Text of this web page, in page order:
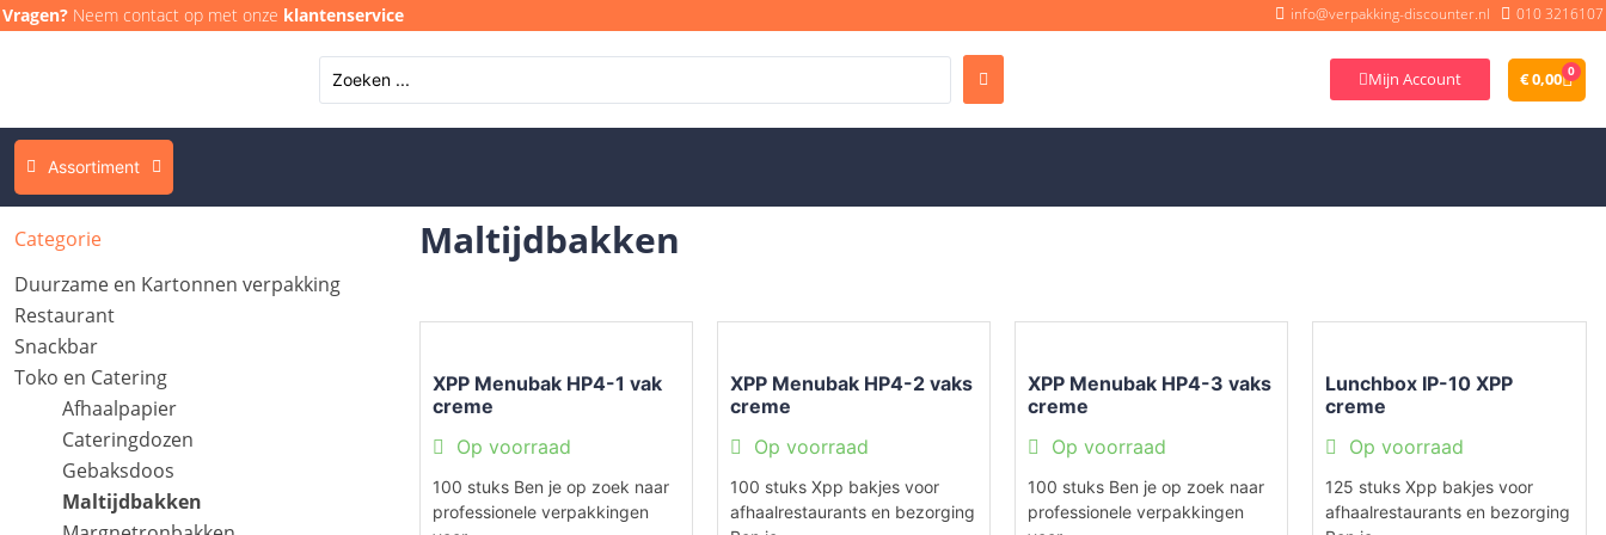
Vragen? Neem contact op met onze klantenservice info@verpakking-discounter.nl 010 3216107
Mijn Account €0,00 0
Assortiment
Categorie
Duurzame en Kartonnen verpakking
Restaurant
Snackbar
Toko en Catering
Afhaalpapier
Cateringdozen
Gebaksdoos
Maltijdbakken
Maltijdbakken
Op voorraad
XPP Menubak HP4-1 vak
creme
100 stuks Ben je op zoek naar
professionele verpakkingen
Op voorraad
XPP Menubak HP4-2 vaks
creme
100 stuks Xpp bakjes voor
afhaalrestaurants en bezorging
Op voorraad
XPP Menubak HP4-3 vaks
creme
100 stuks Ben je op zoek naar
professionele verpakkingen
Op voorraad
Lunchbox IP-10 XPP
creme
125 stuks Xpp bakjes voor
afhaalrestaurants en bezorging